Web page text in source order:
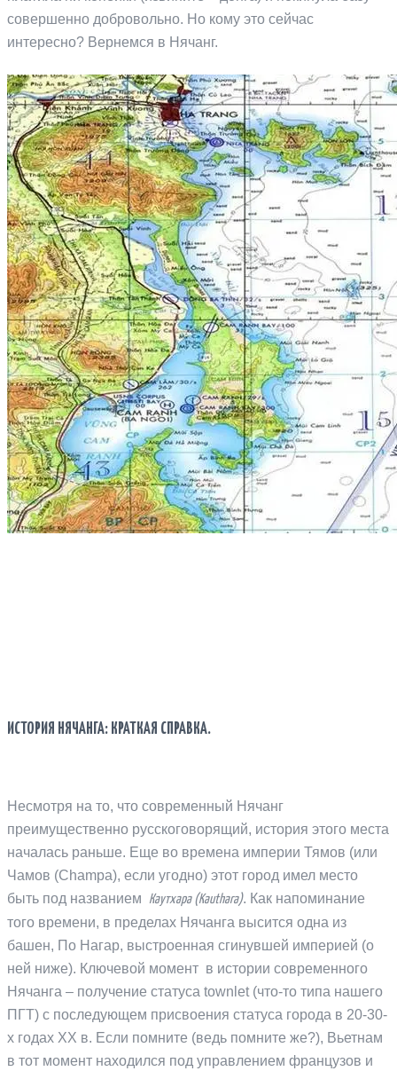
совершенно добровольно. Но кому это сейчас
интересно? Вернемся в Нячанг.
ИСТОРИЯ НЯЧАНГА: КРАТКАЯ СПРАВКА.
Несмотря на то, что современный Нячанг
преимущественно русскоговорящий, история этого места
началась раньше. Еще во времена империи Тямов (или
Чамов (Champa), если угодно) этот город имел место
быть под названием
Каутхара (Kauthara). Как напоминание
того времени, в пределах Нячанга высится одна из
башен, По Нагар, выстроенная сгинувшей империей (о
ней ниже). Ключевой момент в истории современного
Нячанга – получение статуса townlet (что-то типа нашего
ПГТ) с последующем присвоения статуса города в 20-30-
х годах XX в. Если помните (ведь помните же?), Вьетнам
в тот момент находился под управлением французов и